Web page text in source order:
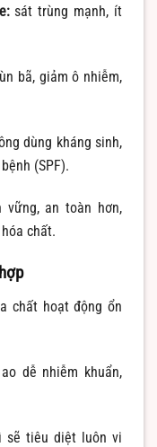
sát trùng mạnh, ít
bã, giảm ô nhiễm,
dùng kháng sinh,
(SPF).
vững, an toàn hơn,
chất.
chất hoạt động ổn
dễ nhiễm khuẩn,
sẽ tiêu diệt luôn vi